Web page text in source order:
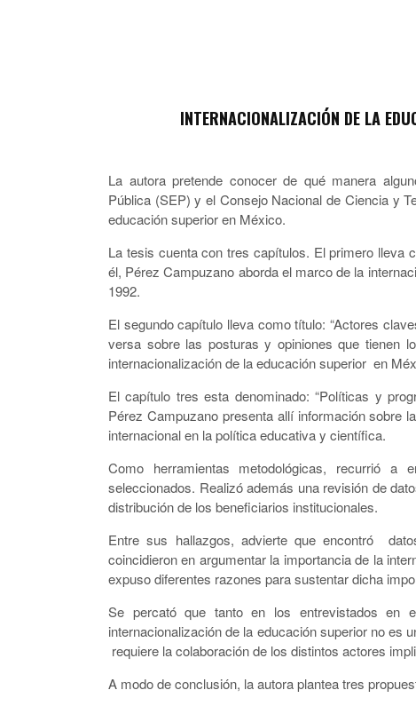
INTERNACIONALIZACIÓN DE LA
La autora pretende conocer de qué manera
Pública (SEP) y el Consejo Nacional de Ciencia y
educación superior en México.
La tesis cuenta con tres capítulos. El primero lleva
él, Pérez Campuzano aborda el marco de la
1992.
El segundo capítulo lleva como título: “Actores
versa sobre las posturas y opiniones que tienen
internacionalización de la educación superior en
El capítulo tres esta denominado: “Políticas y
Pérez Campuzano presenta allí información sobre
internacional en la política educativa y científica.
Como herramientas metodológicas, recurrió a
seleccionados. Realizó además una revisión de
distribución de los beneficiarios institucionales.
Entre sus hallazgos, advierte que encontró
coincidieron en argumentar la importancia de la
expuso diferentes razones para sustentar dicha
Se percató que tanto en los entrevistados en
internacionalización de la educación superior no es
requiere la colaboración de los distintos actores
A modo de conclusión, la autora plantea tres